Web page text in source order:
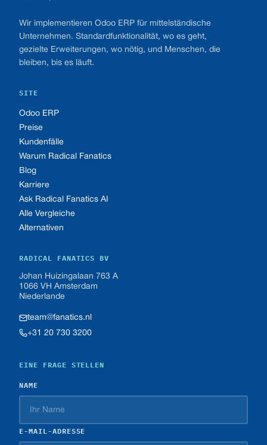
Wir implementieren Odoo ERP für mittelständische
Unternehmen. Standardfunktionalität, wo es geht,
gezielte Erweiterungen, wo nötig, und Menschen, die
bleiben, bis es läuft.
SITE
Odoo ERP
Preise
Kundenfälle
Warum Radical Fanatics
Blog
Karriere
Ask Radical Fanatics AI
Alle Vergleiche
Alternativen
RADICAL FANATICS BV
Johan Huizingalaan 763 A
1066 VH Amsterdam
Niederlande
team@fanatics.nl
+31 20 730 3200
EINE FRAGE STELLEN
NAME
E-MAIL-ADRESSE